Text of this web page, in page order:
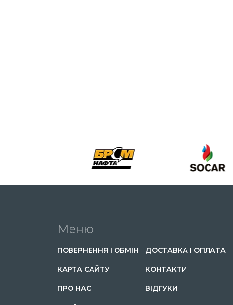
Меню
ПОВЕРНЕННЯ І ОБМІН ДОСТАВКА І ОПЛАТА
КАРТА САЙТУ КОНТАКТИ
ПРО НАС ВІДГУКИ